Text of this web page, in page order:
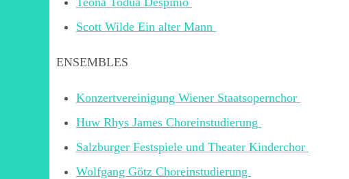
Scott Wilde Ein alter Mann
ENSEMBLES
Konzertvereinigung Wiener Staatsopernchor
Huw Rhys James Choreinstudierung
Salzburger Festspiele und Theater Kinderchor
Wolfgang Götz Choreinstudierung